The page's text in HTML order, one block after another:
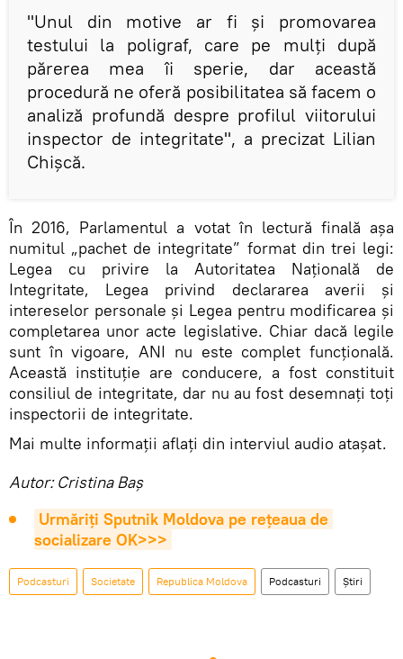
"Unul din motive ar fi și promovarea
testului la poligraf, care pe mulți după
părerea mea îi sperie, dar această
procedură ne oferă posibilitatea să facem o
analiză profundă despre profilul viitorului
inspector de integritate", a precizat Lilian
Chișcă.
În 2016, Parlamentul a votat în lectură finală aşa
numitul „pachet de integritate” format din trei legi:
Legea cu privire la Autoritatea Naţională de
Integritate, Legea privind declararea averii şi
intereselor personale şi Legea pentru modificarea şi
completarea unor acte legislative. Chiar dacă legile
sunt în vigoare, ANI nu este complet funcţională.
Această instituție are conducere, a fost constituit
consiliul de integritate, dar nu au fost desemnaţi toți
inspectorii de integritate.
Mai multe informații aflați din interviul audio atașat.
Autor: Cristina Baș
Urmăriți Sputnik Moldova pe rețeaua de
socializare OK>>>
Podcasturi Societate Republica Moldova Podcasturi Știri